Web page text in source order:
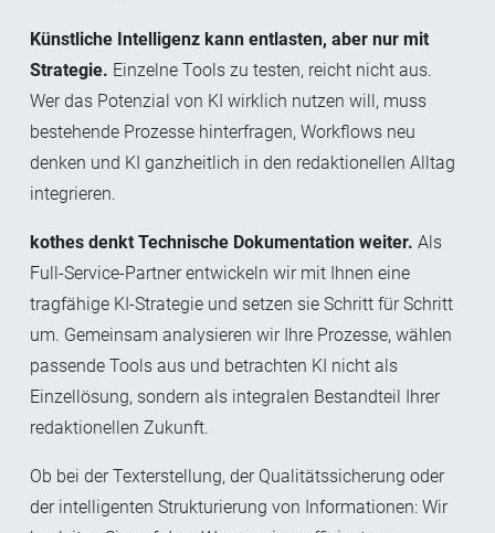
Künstliche Intelligenz kann entlasten, aber nur mit
Strategie. Einzelne Tools zu testen, reicht nicht aus.
Wer das Potenzial von KI wirklich nutzen will, muss
bestehende Prozesse hinterfragen, Workflows neu
denken und KI ganzheitlich in den redaktionellen Alltag
integrieren.
kothes denkt Technische Dokumentation weiter. Als
Full-Service-Partner entwickeln wir mit Ihnen eine
tragfähige KI-Strategie und setzen sie Schritt für Schritt
um. Gemeinsam analysieren wir Ihre Prozesse, wählen
passende Tools aus und betrachten KI nicht als
Einzellösung, sondern als integralen Bestandteil Ihrer
redaktionellen Zukunft.
Ob bei der Texterstellung, der Qualitätssicherung oder
der intelligenten Strukturierung von Informationen: Wir